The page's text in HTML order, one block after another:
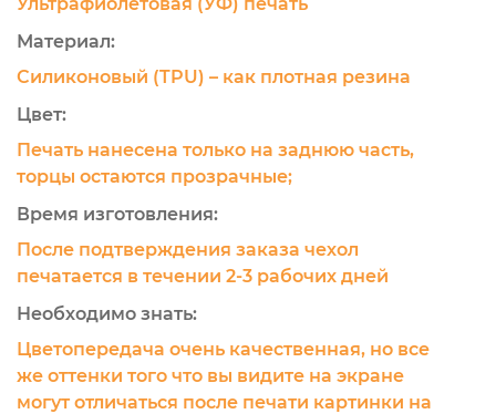
Материал:
Силиконовый (TPU) – как плотная резина
Цвет:
Печать нанесена только на заднюю часть,
торцы остаются прозрачные;
Время изготовления:
После подтверждения заказа чехол
печатается в течении 2-3 рабочих дней
Необходимо знать:
Цветопередача очень качественная, но все
же оттенки того что вы видите на экране
могут отличаться после печати картинки на